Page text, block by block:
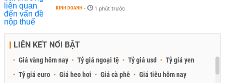
KINH DOANH - 1 phút trước
LIÊN KẾT NỔI BẬT
Giá vàng hôm nay Tỷ giá ngoại tệ Tỷ giá usd
Tỷ giá yen
Tỷ giá euro
Giá heo hơi Giá cà phê Giá tiêu hôm nay